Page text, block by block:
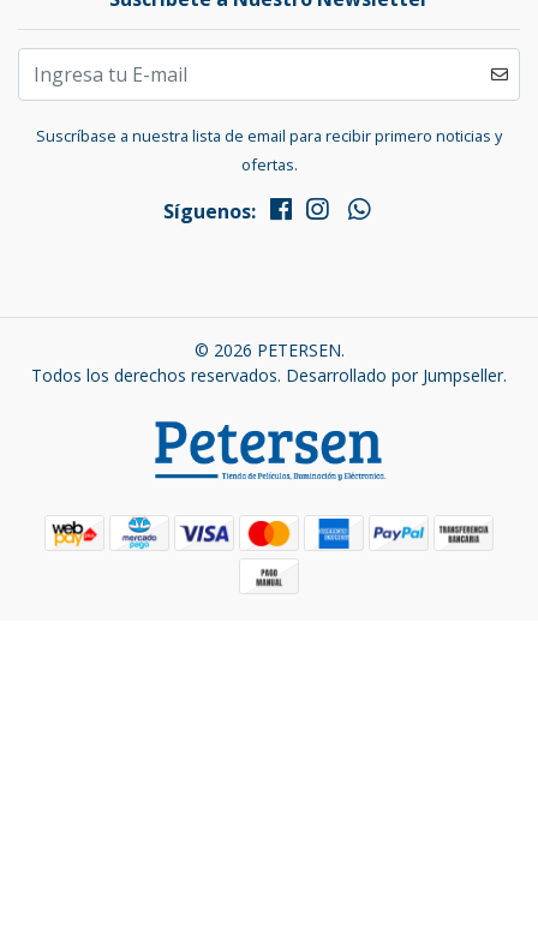
Suscríbase a nuestra lista de email para recibir primero noticias y
ofertas.
Síguenos:
© 2026 PETERSEN.
Todos los derechos reservados. Desarrollado por Jumpseller.